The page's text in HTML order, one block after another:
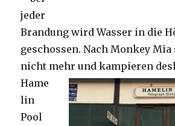
jeder
Brandung wird Wasser in die
geschossen. Nach Monkey
nicht mehr und kampieren
Hame
lin
Pool